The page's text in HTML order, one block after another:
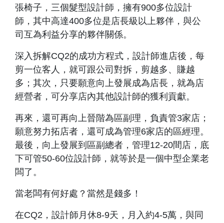
張椅子，三個髮型設計師，擁有900多位設計
師，其中高達400多位是店長級以上夥伴，與公
司互為利益分享的夥伴關係。
深入拆解CQ2的成功方程式，設計師進店後，每
剪一位客人，就可跟公司對拆，剪越多、賺越
多；其次，只要願意向上發展成為店長，就為店
經營者，可分享店內其他設計師的獲利貢獻。
再來，還可再向上晉階為區副理，負責管3家店；
願意努力拓店者，還可成為管理6家店的區經理。
最後，向上發展到區副總者，管理12-20間店，底
下可管50-60位設計師，就等於是一個中型企業老
闆了。
當老闆有何好處？當然是錢多！
在CQ2，設計師月休8-9天，月入約4-5萬，與同